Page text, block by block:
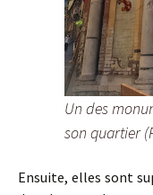
Un des
son quartier
Ensuite, elles sont